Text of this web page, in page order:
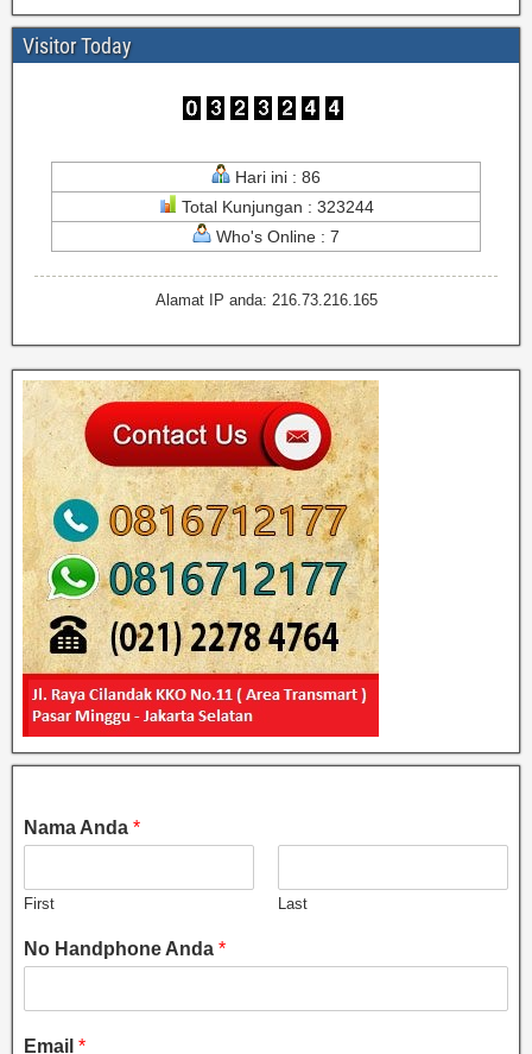
Visitor Today
Hari ini : 86
Total Kunjungan : 323244
Who's Online : 7
Alamat IP anda: 216.73.216.165
Nama Anda *
First Last
No Handphone Anda *
Email *